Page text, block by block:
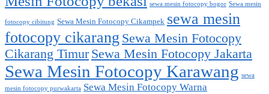
sewa mesin fotocopy bogor Sewa mesin
fotocopy cibitung Sewa Mesin Fotocopy Cikampek sewa mesin
fotocopy cikarang Sewa Mesin Fotocopy
Cikarang Timur Sewa Mesin Fotocopy Jakarta
Sewa Mesin Fotocopy Karawang sewa
mesin fotocopy purwakarta Sewa Mesin Fotocopy Warna